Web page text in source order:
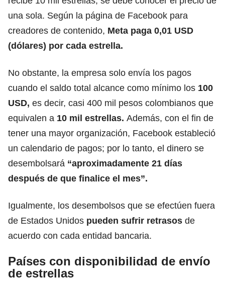
una sola. Según la página de Facebook para
creadores de contenido, Meta paga 0,01 USD
(dólares) por cada estrella.
No obstante, la empresa solo envía los pagos
cuando el saldo total alcance como mínimo los 100
USD, es decir, casi 400 mil pesos colombianos que
equivalen a 10 mil estrellas. Además, con el fin de
tener una mayor organización, Facebook estableció
un calendario de pagos; por lo tanto, el dinero se
desembolsará “aproximadamente 21 días
después de que finalice el mes”.
Igualmente, los desembolsos que se efectúen fuera
de Estados Unidos pueden sufrir retrasos de
acuerdo con cada entidad bancaria.
Países con disponibilidad de envío
de estrellas